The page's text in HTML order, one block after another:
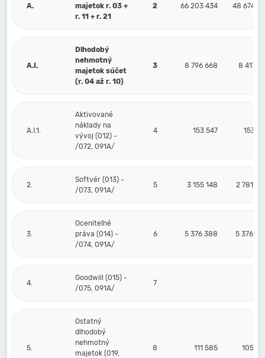
A.
majetok r. 03 +
r. 11 + r. 21
2 66 203 434 48 674
A.I.
Dlhodobý
nehmotný
majetok súčet
(r. 04 až r. 10)
3 8 796 668 8 417
A.I.1.
Aktivované
náklady na
vývoj (012) -
/072, 091A/
4 153 547 153
2.
Softvér (013) -
/073, 091A/
5 3 155 148 2 781
3.
Oceniteľné
práva (014) -
/074, 091A/
6 5 376 388 5 376
4.
Goodwill (015) -
/075, 091A/
7
5.
Ostatný
dlhodobý
nehmotný
majetok (019,
8 111 585 105